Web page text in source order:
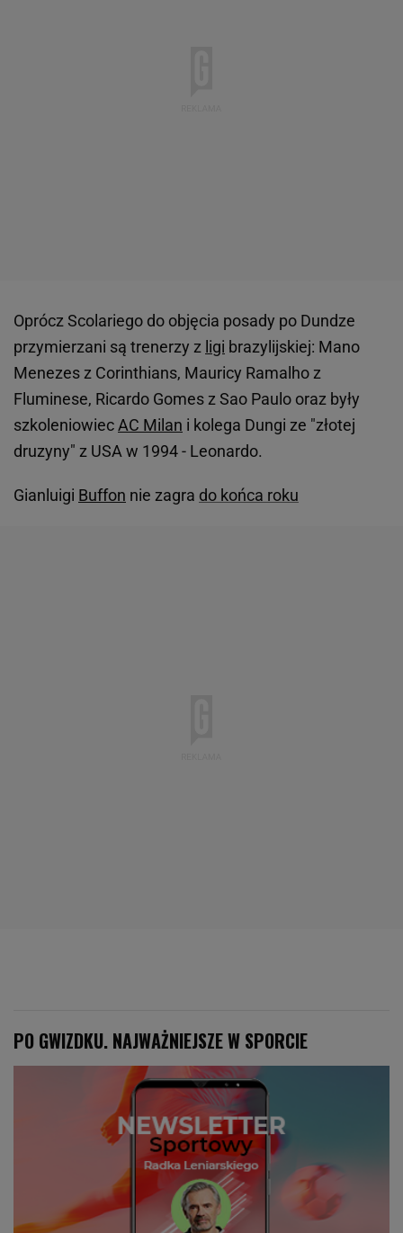
Oprócz Scolariego do objęcia posady po Dundze
przymierzani są trenerzy z ligi brazylijskiej: Mano
Menezes z Corinthians, Mauricy Ramalho z
Fluminese, Ricardo Gomes z Sao Paulo oraz były
szkoleniowiec AC Milan i kolega Dungi ze "złotej
druzyny" z USA w 1994 - Leonardo.
Gianluigi Buffon nie zagra do końca roku